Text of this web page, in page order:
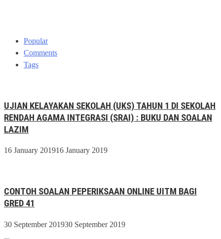
Popular
Comments
Tags
UJIAN KELAYAKAN SEKOLAH (UKS) TAHUN 1 DI SEKOLAH
RENDAH AGAMA INTEGRASI (SRAI) : BUKU DAN SOALAN
LAZIM
16 January 201916 January 2019
CONTOH SOALAN PEPERIKSAAN ONLINE UITM BAGI
GRED 41
30 September 201930 September 2019